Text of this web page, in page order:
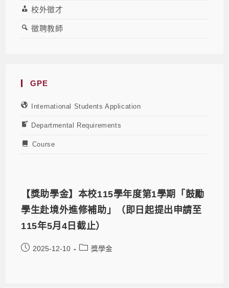
校外徵才
徵聘教師
GPE
International Students Application
Departmental Requirements
Course
【獎助學金】本校115學年度第1學期「鼓勵
學生赴境外進修補助」（即日起提出申請至
115年5月4日截止）
2025-12-10 獎學金